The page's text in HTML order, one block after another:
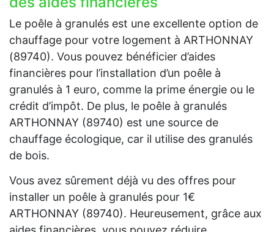
Le poêle à granulés est une excellente option de
chauffage pour votre logement à ARTHONNAY
(89740). Vous pouvez bénéficier d’aides
financières pour l’installation d’un poêle à
granulés à 1 euro, comme la prime énergie ou le
crédit d’impôt. De plus, le poêle à granulés
ARTHONNAY (89740) est une source de
chauffage écologique, car il utilise des granulés
de bois.
Vous avez sûrement déjà vu des offres pour
installer un poêle à granulés pour 1€
ARTHONNAY (89740). Heureusement, grâce aux